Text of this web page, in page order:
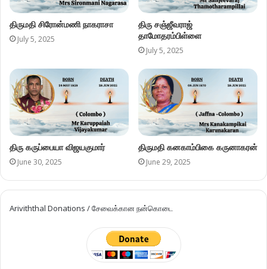
திருமதி சிரோன்மணி நாகராசா
July 5, 2025
திரு சஞ்ஜீவராஜ்
தாமோதரம்பிள்ளை
July 5, 2025
திரு கருப்பையா விஜயகுமார்
June 30, 2025
திருமதி கனகாம்பிகை கருனாகரன்
June 29, 2025
Ariviththal Donations / சேவைக்கான நன்கொடை